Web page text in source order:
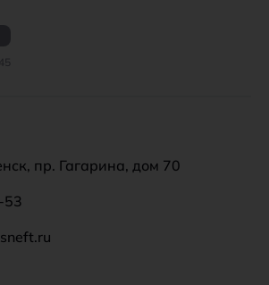
пр. Гагарина, дом 70
53